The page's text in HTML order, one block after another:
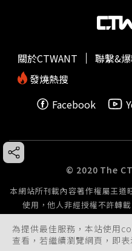
為提供最佳服務，本站使用
查看，若繼續瀏覽網頁，即
關於CTWANT 聯繫&
發燒熱搜
Facebook
© 2020 The
本網站所刊載內容著作權屬王道
使用，他人非經授權不許轉